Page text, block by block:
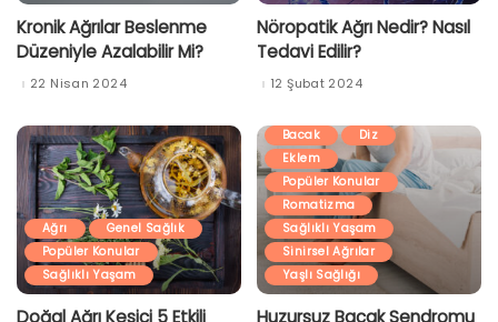
Kronik Ağrılar Beslenme
Düzeniyle Azalabilir Mi?
22 Nisan 2024
Nöropatik Ağrı Nedir? Nasıl
Tedavi Edilir?
12 Şubat 2024
Ağrı
Genel Sağlık
Popüler Konular
Sağlıklı Yaşam
Doğal Ağrı Kesici 5 Etkili
Bacak
Diz
Eklem
Popüler Konular
Romatizma
Sağlıklı Yaşam
Sinirsel Ağrılar
Yaşlı Sağlığı
Huzursuz Bacak Sendromu